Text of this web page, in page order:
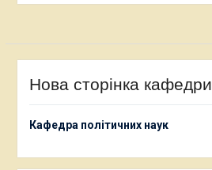
Нова сторінка кафедри
Кафедра політичних наук